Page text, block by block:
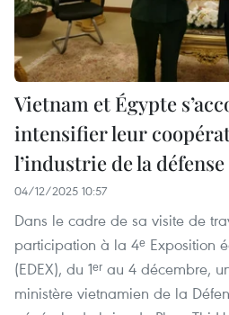
Vietnam et Égypte
intensifier leur
l’industrie de la défense
04/12/2025 10:57
Dans le cadre de sa visite de
participation à la 4ᵉ Exposition
(EDEX), du 1ᵉʳ au 4 décembre,
ministère vietnamien de la